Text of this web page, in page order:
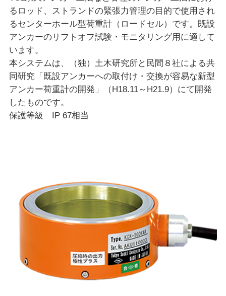
るロッド、ストランドの緊張力管理の目的で使用され
るセンターホール型荷重計（ロードセル）です。既設
アンカーのリフトオフ試験・モニタリング用に適して
います。
本システムは、（独）土木研究所と民間８社による共
同研究「既設アンカーへの取付け・交換が容易な新型
アンカー荷重計の開発」（H18.11～H21.9）にて開発
したものです。
保護等級 IP 67相当